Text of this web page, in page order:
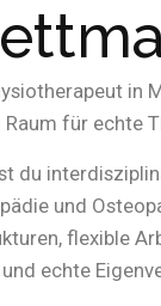
in
für echte
du
und
flexible
echte